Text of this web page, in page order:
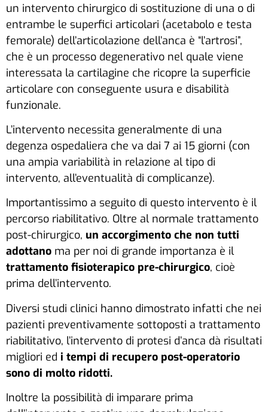
un intervento chirurgico di sostituzione di una o di
entrambe le superfici articolari (acetabolo e testa
femorale) dell’articolazione dell’anca è “l’artrosi”,
che è un processo degenerativo nel quale viene
interessata la cartilagine che ricopre la superficie
articolare con conseguente usura e disabilità
funzionale.
L’intervento necessita generalmente di una
degenza ospedaliera che va dai 7 ai 15 giorni (con
una ampia variabilità in relazione al tipo di
intervento, all’eventualità di complicanze).
Importantissimo a seguito di questo intervento è il
percorso riabilitativo. Oltre al normale trattamento
post-chirurgico, un accorgimento che non tutti
adottano ma per noi di grande importanza è il
trattamento fisioterapico pre-chirurgico, cioè
prima dell’intervento.
Diversi studi clinici hanno dimostrato infatti che nei
pazienti preventivamente sottoposti a trattamento
riabilitativo, l’intervento di protesi d’anca dà risultati
migliori ed i tempi di recupero post-operatorio
sono di molto ridotti.
Inoltre la possibilità di imparare prima